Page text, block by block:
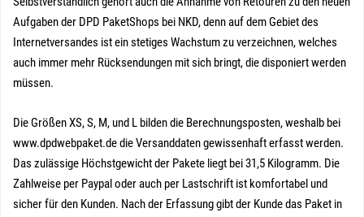
Aufgaben der DPD PaketShops bei NKD, denn auf dem Gebiet des
Internetversandes ist ein stetiges Wachstum zu verzeichnen, welches
auch immer mehr Rücksendungen mit sich bringt, die disponiert werden
müssen.
Die Größen XS, S, M, und L bilden die Berechnungsposten, weshalb bei
www.dpdwebpaket.de die Versanddaten gewissenhaft erfasst werden.
Das zulässige Höchstgewicht der Pakete liegt bei 31,5 Kilogramm. Die
Zahlweise per Paypal oder auch per Lastschrift ist komfortabel und
sicher für den Kunden. Nach der Erfassung gibt der Kunde das Paket in